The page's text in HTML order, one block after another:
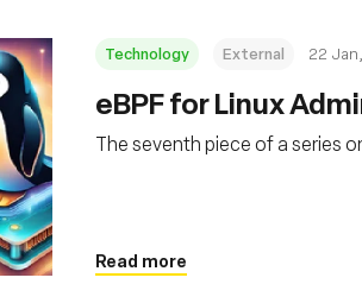
Technology External 22
eBPF for Linux
The seventh piece of a series
Read more